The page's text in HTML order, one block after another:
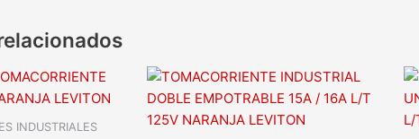
INDUSTRIALES